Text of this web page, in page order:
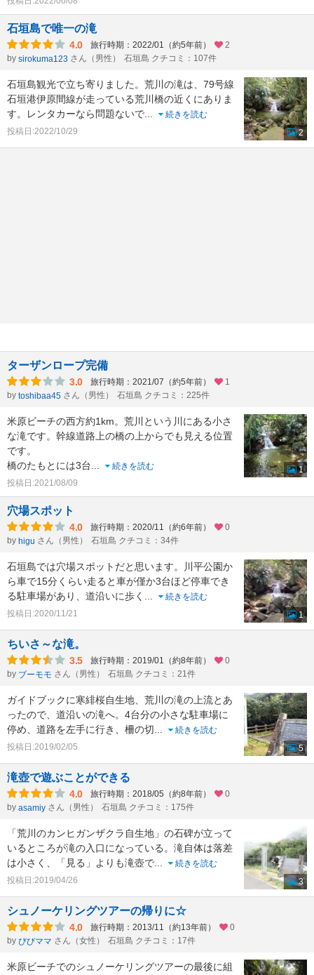
石垣島で唯一の滝
4.0 旅行時期：2022/01（約5年前）
2
by sirokuma123 さん（男性） 石垣島 クチコミ：107件
石垣島観光で立ち寄りました。荒川の滝は、79号線
石垣港伊原間線が走っている荒川橋の近くにありま
す。レンタカーなら問題ないで...
続きを読む
投稿日:2022/10/29
2
ターザンロープ完備
3.0 旅行時期：2021/07（約5年前）
1
by toshibaa45 さん（男性） 石垣島 クチコミ：225件
米原ビーチの西方約1km。荒川という川にある小さ
な滝です。幹線道路上の橋の上からでも見える位置
です。
橋のたもとには3台...
続きを読む
投稿日:2021/08/09
1
穴場スポット
4.0 旅行時期：2020/11（約6年前）
0
by higu さん（男性） 石垣島 クチコミ：34件
石垣島では穴場スポットだと思います。川平公園か
ら車で15分くらい走ると車が僅か3台ほど停車でき
る駐車場があり、道沿いに歩く ...
続きを読む
投稿日:2020/11/21
1
ちいさ～な滝。
3.5 旅行時期：2019/01（約8年前）
0
by ブーモモ さん（男性） 石垣島 クチコミ：21件
ガイドブックに寒緋桜自生地、荒川の滝の上流とあ
ったので、道沿いの滝へ。4台分の小さな駐車場に
停め、道路を左手に行き、柵の切...
続きを読む
投稿日:2019/02/05
5
滝壺で遊ぶことができる
4.0 旅行時期：2018/05（約8年前）
0
by asamiy さん（男性） 石垣島 クチコミ：175件
「荒川のカンヒガンザクラ自生地」の石碑が立って
いるところが滝の入口になっている。滝自体は落差
は小さく、「見る」よりも滝壺で...
続きを読む
投稿日:2019/04/26
3
シュノーケリングツアーの帰りに☆
4.0 旅行時期：2013/11（約13年前）
0
by びびママ さん（女性） 石垣島 クチコミ：17件
米原ビーチでのシュノーケリングツアーの最後に組